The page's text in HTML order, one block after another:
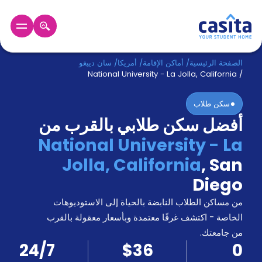
الرئيسية عربي USD
دخول
حجز
السكن
من
نحن؟
المدونة
أخبر
أصدقائك
و
اكسب
كن
شريكا
الدعم
الصفحة الرئيسية/ أماكن الإقامة/ أمريكا/ سان دييغو
/
National University - La Jolla, California
سكن طلاب
أفضل سكن طلابي بالقرب من
National University - La
Jolla, California, San
Diego
من مساكن الطلاب النابضة بالحياة إلى الاستوديوهات
الخاصة - اكتشف غرفًا معتمدة وبأسعار معقولة بالقرب
من جامعتك.
0
$36
24/7